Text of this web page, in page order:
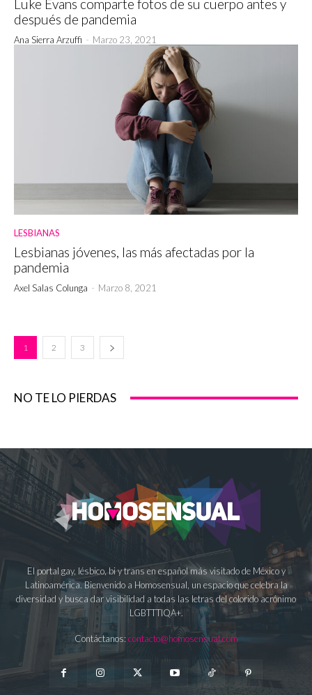
Luke Evans comparte fotos de su cuerpo antes y
después de pandemia
Ana Sierra Arzuffi - Marzo 23, 2021
LESBIANAS
Lesbianas jóvenes, las más afectadas por la
pandemia
Axel Salas Colunga - Marzo 8, 2021
1 2 3
NO TE LO PIERDAS
El portal gay, lésbico, bi y trans en español más visitado de México y
Latinoamérica. Bienvenido a Homosensual, un espacio que celebra la
diversidad y busca dar visibilidad a todas las letras del colorido acrónimo
LGBTTTIQA+.
Contáctanos: contacto@homosensual.com